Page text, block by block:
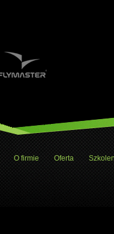
O firmie Oferta